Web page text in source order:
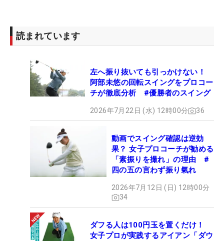
読まれています
左へ振り抜いても引っかけない！
阿部未悠の回転スイングをプロコー
チが徹底分析 #優勝者のスイング
2026年7月22日 (水) 12時00分 36
動画でスイング確認は逆効
果？ 女子プロコーチが勧める
「素振りを撮れ」の理由 #
四の五の言わず振り氣れ
2026年7月12日 (日) 12時00分
34
ダフる人は100円玉を置くだけ！
女子プロが実践するアイアン「ダウ